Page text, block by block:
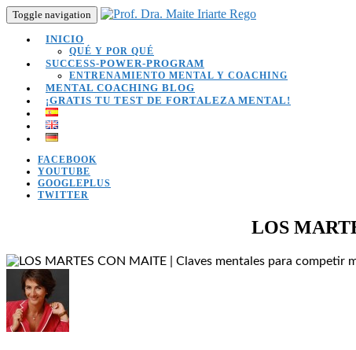
Toggle navigation
INICIO
QUÉ Y POR QUÉ
SUCCESS-POWER-PROGRAM
ENTRENAMIENTO MENTAL Y COACHING
MENTAL COACHING BLOG
¡GRATIS TU TEST DE FORTALEZA MENTAL!
FACEBOOK
YOUTUBE
GOOGLEPLUS
TWITTER
LOS